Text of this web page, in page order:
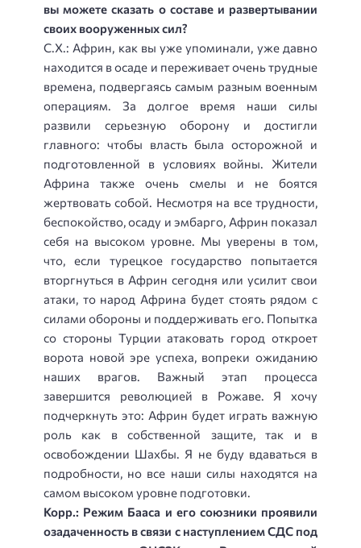
вы можете сказать о составе и развертывании
своих вооруженных сил?
С.Х.: Африн, как вы уже упоминали, уже давно
находится в осаде и переживает очень трудные
времена, подвергаясь самым разным военным
операциям. За долгое время наши силы
развили серьезную оборону и достигли
главного: чтобы власть была осторожной и
подготовленной в условиях войны. Жители
Африна также очень смелы и не боятся
жертвовать собой. Несмотря на все трудности,
беспокойство, осаду и эмбарго, Африн показал
себя на высоком уровне. Мы уверены в том,
что, если турецкое государство попытается
вторгнуться в Африн сегодня или усилит свои
атаки, то народ Африна будет стоять рядом с
силами обороны и поддерживать его. Попытка
со стороны Турции атаковать город откроет
ворота новой эре успеха, вопреки ожиданию
наших врагов. Важный этап процесса
завершится революцией в Рожаве. Я хочу
подчеркнуть это: Африн будет играть важную
роль как в собственной защите, так и в
освобождении Шахбы. Я не буду вдаваться в
подробности, но все наши силы находятся на
самом высоком уровне подготовки.
Корр.: Режим Бааса и его союзники проявили
озадаченность в связи с наступлением СДС под